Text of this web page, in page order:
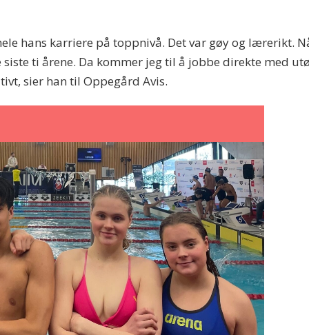
hans karriere på toppnivå. Det var gøy og lærerikt.
ti årene. Da kommer jeg til å jobbe direkte med
sier han til Oppegård Avis.